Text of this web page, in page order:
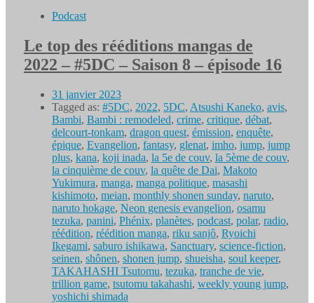
Podcast
Le top des rééditions mangas de
2022 – #5DC – Saison 8 – épisode 16
31 janvier 2023
Tagged as: #5DC, 2022, 5DC, Atsushi Kaneko, avis,
Bambi, Bambi : remodeled, crime, critique, débat,
delcourt-tonkam, dragon quest, émission, enquête,
épique, Evangelion, fantasy, glenat, imho, jump, jump
plus, kana, koji inada, la 5e de couv, la 5ème de couv,
la cinquième de couv, la quête de Dai, Makoto
Yukimura, manga, manga politique, masashi
kishimoto, meian, monthly shonen sunday, naruto,
naruto hokage, Neon genesis evangelion, osamu
tezuka, panini, Phénix, planètes, podcast, polar, radio,
réédition, réédition manga, riku sanjô, Ryoichi
Ikegami, saburo ishikawa, Sanctuary, science-fiction,
seinen, shônen, shonen jump, shueisha, soul keeper,
TAKAHASHI Tsutomu, tezuka, tranche de vie,
trillion game, tsutomu takahashi, weekly young jump,
yoshichi shimada